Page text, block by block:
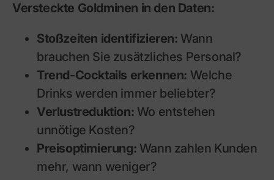
Versteckte Goldminen in den Daten:
Stoßzeiten identifizieren: Wann
brauchen Sie zusätzliches Personal?
Trend-Cocktails erkennen: Welche
Drinks werden immer beliebter?
Verlustreduktion: Wo entstehen
unnötige Kosten?
Preisoptimierung: Wann zahlen Kunden
mehr, wann weniger?